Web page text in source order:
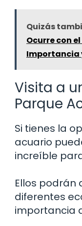
Quizás
Ocurre con
Importancia
Visita a
Parque
Si tienes la
acuario
increíble
Ellos podrán
diferentes
importancia